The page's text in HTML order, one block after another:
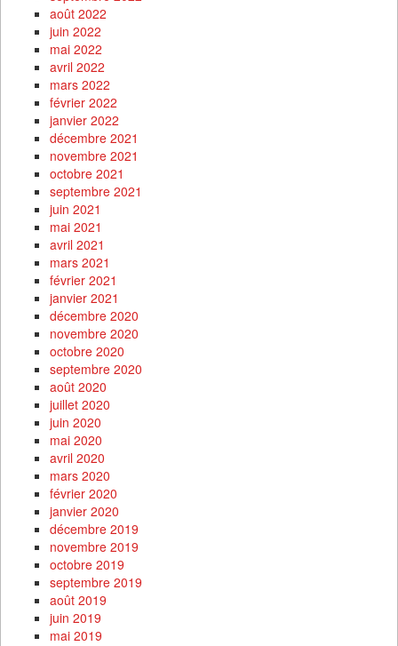
août 2022
juin 2022
mai 2022
avril 2022
mars 2022
février 2022
janvier 2022
décembre 2021
novembre 2021
octobre 2021
septembre 2021
juin 2021
mai 2021
avril 2021
mars 2021
février 2021
janvier 2021
décembre 2020
novembre 2020
octobre 2020
septembre 2020
août 2020
juillet 2020
juin 2020
mai 2020
avril 2020
mars 2020
février 2020
janvier 2020
décembre 2019
novembre 2019
octobre 2019
septembre 2019
août 2019
juin 2019
mai 2019